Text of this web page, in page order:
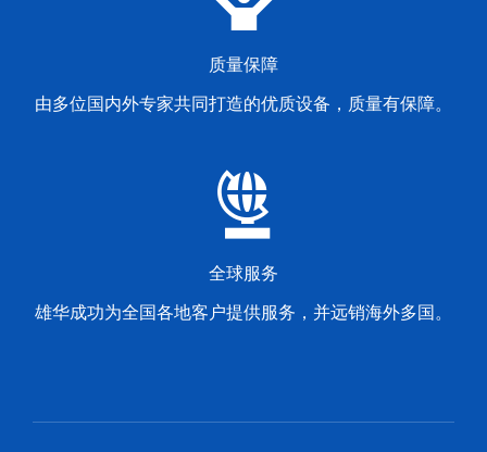
质量保障
由多位国内外专家共同打造的优质设备，质量有保障。
全球服务
雄华成功为全国各地客户提供服务，并远销海外多国。